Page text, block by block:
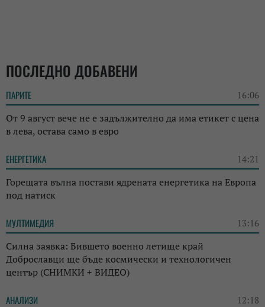
ПОСЛЕДНО ДОБАВЕНИ
ПАРИТЕ 16:06
От 9 август вече не е задължително да има етикет с цена
в лева, остава само в евро
ЕНЕРГЕТИКА 14:21
Горещата вълна постави ядрената енергетика на Европа
под натиск
МУЛТИМЕДИЯ 13:16
Силна заявка: Бившето военно летище край
Доброславци ще бъде космически и технологичен
център (СНИМКИ + ВИДЕО)
АНАЛИЗИ 12:18